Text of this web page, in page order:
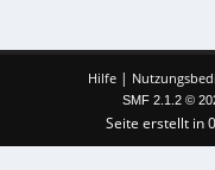
Hilfe |
SMF 2.1.2 ©
Seite erstellt in